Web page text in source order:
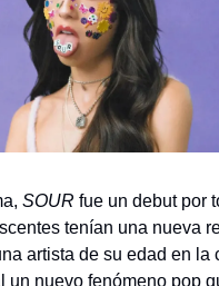
SOUR fue un debut por
tenían una nueva
artista de su edad en la
un nuevo fenómeno pop